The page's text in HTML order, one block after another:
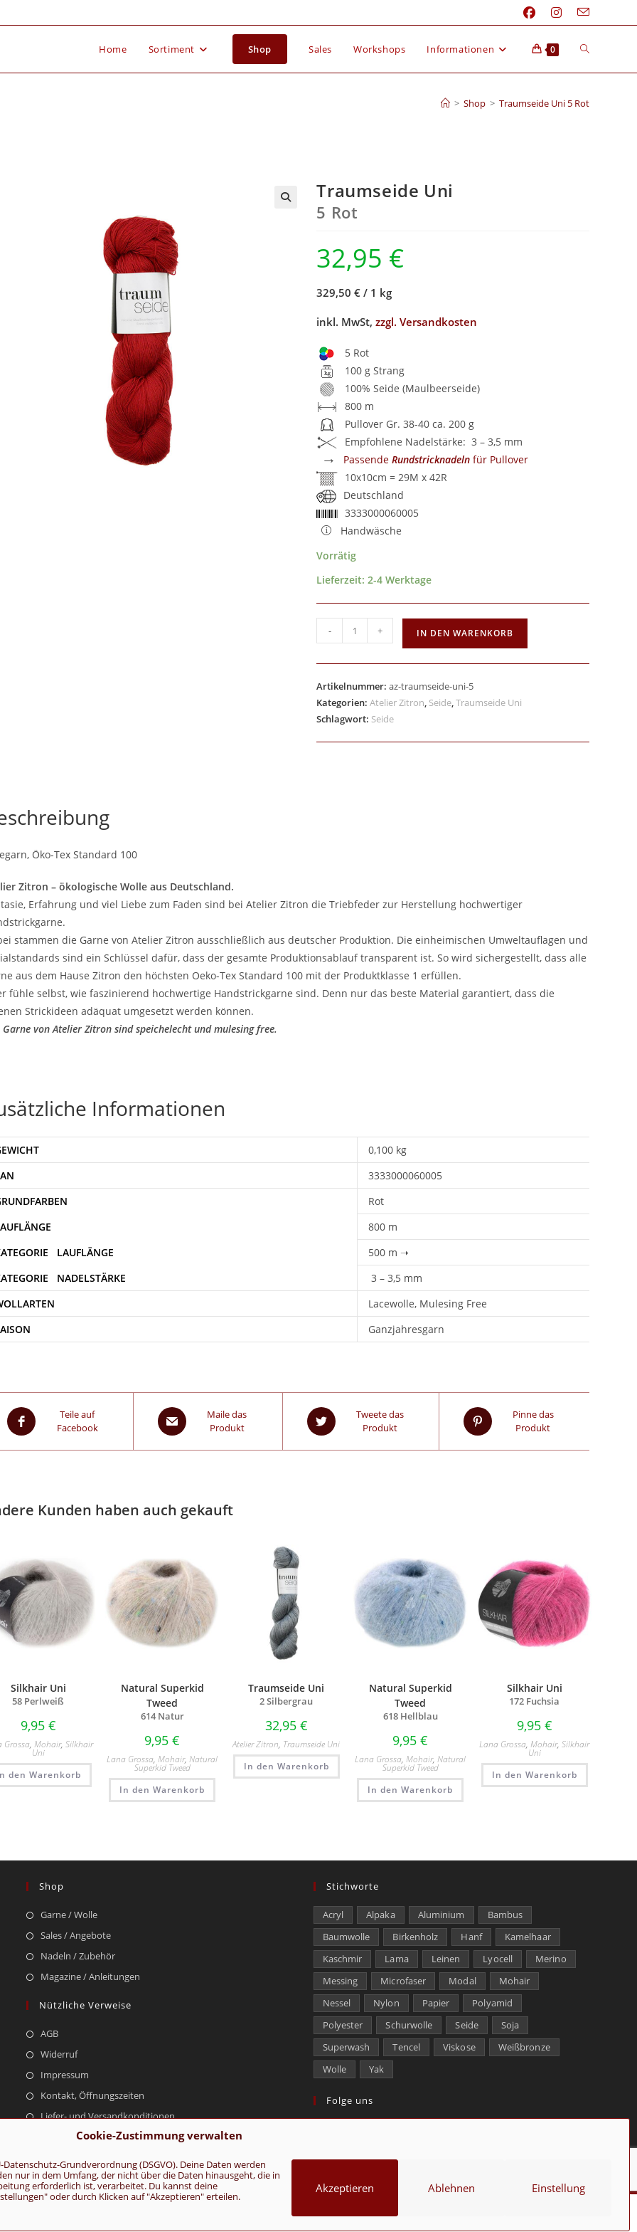
Cookie-Zustimmung verwalten
Grundverordnung (DSGVO). Deine Daten werden
nur in dem Umfang, der nicht über die Daten hinausgeht, die in
erforderlich ist, verarbeitet. Du kannst deine
oder durch Klicken auf "Akzeptieren" erteilen.
Akzeptieren Ablehnen Einstellung
Home Sortiment Shop Sales Workshops Informationen 0
> Shop > Traumseide Uni 5 Rot
Traumseide Uni
5 Rot
32,95 €
329,50 € / 1 kg
inkl. MwSt,zzgl. Versandkosten
5 Rot
100 g Strang
100% Seide (Maulbeerseide)
800 m
Pullover Gr. 38-40 ca. 200 g
Empfohlene Nadelstärke: 3 – 3,5 mm
→ PassendeRundstricknadeln für Pullover
10x10cm = 29M x 42R
Deutschland
3333000060005
Handwäsche
Vorrätig
Lieferzeit:2-4 Werktage
- + IN DEN WARENKORB
Artikelnummer:az-traumseide-uni-5
Kategorien:Atelier Zitron, Seide,Traumseide Uni
Schlagwort: Seide
Öko-Tex Standard 100
Zitron – ökologische Wolle aus Deutschland.
Erfahrung und viel Liebe zum Faden sind bei Atelier Zitron die Triebfeder zur Herstellung hochwertiger
stammen die Garne von Atelier Zitron ausschließlich aus deutscher Produktion. Die einheimischen Umweltauflagen und
sind ein Schlüssel dafür, dass der gesamte Produktionsablauf transparent ist. So wird sichergestellt, dass alle
aus dem Hause Zitron den höchsten Oeko-Tex Standard 100 mit der Produktklasse 1 erfüllen.
fühle selbst, wie faszinierend hochwertige Handstrickgarne sind. Denn nur das beste Material garantiert, dass die
Strickideen adäquat umgesetzt werden können.
Garne von Atelier Zitron sind speichelecht und mulesing free.
Informationen
0,100 kg
3333000060005
Rot
800 m
500 m ➝
3 – 3,5 mm
Lacewolle, Mulesing Free
Ganzjahresgarn
Teile auf
Facebook
Maile das
Produkt
Tweete das
Produkt
Pinne das
Produkt
Kunden haben auch gekauft
Silkhair Uni
58 Perlweiß
9,95 €
Grossa,Mohair,Silkhair
Uni
den Warenkorb
Natural Superkid
Tweed
614 Natur
9,95€
Lana Grossa,Mohair,Natural
Superkid Tweed
In den Warenkorb
Traumseide Uni
2 Silbergrau
32,95 €
Atelier Zitron, Traumseide Uni
In den Warenkorb
Natural Superkid
Tweed
618 Hellblau
9,95€
Lana Grossa,Mohair,Natural
Superkid Tweed
In den Warenkorb
Silkhair Uni
172 Fuchsia
9,95 €
Lana Grossa,Mohair,Silkhair
Uni
In den Warenkorb
Shop
Garne / Wolle
Sales / Angebote
Nadeln / Zubehör
Magazine / Anleitungen
Nützliche Verweise
AGB
Widerruf
Impressum
Kontakt, Öffnungszeiten
Liefer- und Versandkonditionen
Stichworte
Acryl Alpaka Aluminium
Bambus
Baumwolle
Birkenholz Hanf
Kamelhaar
Kaschmir
Lama Leinen Lyocell
Merino
Messing
Microfaser Modal
Mohair
Nessel
Nylon Papier
Polyamid
Polyester
Schurwolle Seide
Soja
Superwash
Tencel Viskose
Weißbronze
Wolle
Yak
Folge uns
AGB Kontakt Über uns Datenschutz Impressum Cookie-Richtlinie (EU)